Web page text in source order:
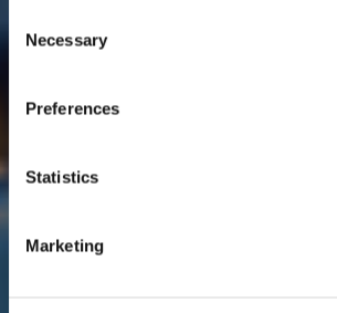
Selection
Necessary
Preferences
Statistics
Marketing